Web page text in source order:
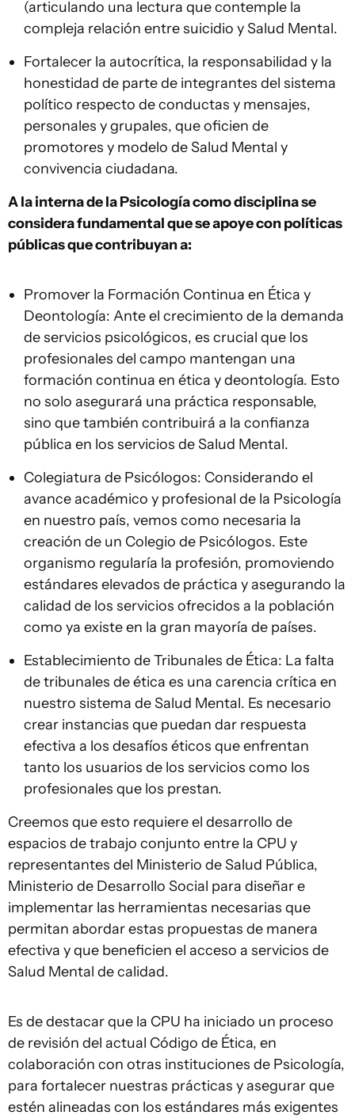
(articulando una lectura que contemple la
compleja relación entre suicidio y Salud Mental.
Fortalecer la autocrítica, la responsabilidad y la
honestidad de parte de integrantes del sistema
político respecto de conductas y mensajes,
personales y grupales, que oficien de
promotores y modelo de Salud Mental y
convivencia ciudadana.
A la interna de la Psicología como disciplina se
considera fundamental que se apoye con políticas
públicas que contribuyan a:
Promover la Formación Continua en Ética y
Deontología: Ante el crecimiento de la demanda
de servicios psicológicos, es crucial que los
profesionales del campo mantengan una
formación continua en ética y deontología. Esto
no solo asegurará una práctica responsable,
sino que también contribuirá a la confianza
pública en los servicios de Salud Mental.
Colegiatura de Psicólogos: Considerando el
avance académico y profesional de la Psicología
en nuestro país, vemos como necesaria la
creación de un Colegio de Psicólogos. Este
organismo regularía la profesión, promoviendo
estándares elevados de práctica y asegurando la
calidad de los servicios ofrecidos a la población
como ya existe en la gran mayoría de países.
Establecimiento de Tribunales de Ética: La falta
de tribunales de ética es una carencia crítica en
nuestro sistema de Salud Mental. Es necesario
crear instancias que puedan dar respuesta
efectiva a los desafíos éticos que enfrentan
tanto los usuarios de los servicios como los
profesionales que los prestan.
Creemos que esto requiere el desarrollo de
espacios de trabajo conjunto entre la CPU y
representantes del Ministerio de Salud Pública,
Ministerio de Desarrollo Social para diseñar e
implementar las herramientas necesarias que
permitan abordar estas propuestas de manera
efectiva y que beneficien el acceso a servicios de
Salud Mental de calidad.
Es de destacar que la CPU ha iniciado un proceso
de revisión del actual Código de Ética, en
colaboración con otras instituciones de Psicología,
para fortalecer nuestras prácticas y asegurar que
estén alineadas con los estándares más exigentes